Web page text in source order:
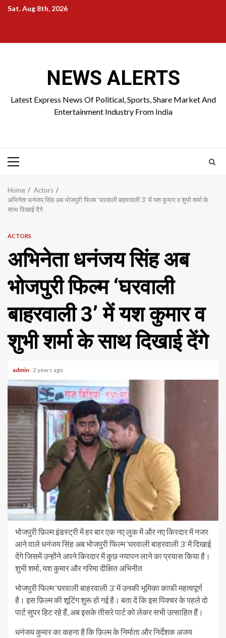
SkipSat. Aug 8th, 2026
NEWS ALERTS
Latest Express News Of Political, Sports, Share Market And
Entertainment Industry From India
Primary
Home
Actors
अभिनेता धनंजय सिंह अब भोजपुरी फिल्म ‘घरवाली बाहरवाली 3’ में यश कुमार व शुभी शर्मा के
साथ दिखाई देंगे
ACTORS
अभिनेता धनंजय सिंह अब
भोजपुरी फिल्म ‘घरवाली
बाहरवाली 3’ में यश कुमार व
शुभी शर्मा के साथ दिखाई देंगे
admin 2 years ago
भोजपुरी फ़िल्म इंडस्ट्री में हर बार एक नए लुक में और नए किरदार में नजर
आने वाले धनंजय सिंह अब भोजपुरी फिल्म ‘घरवाली बाहरवाली 3’ में दिखाई
देंगे जिसमें उन्होंने अपने किरदार में कुछ नयापन लाने का प्रयास किया है।
शुभी शर्मा, यश कुमार और गरिमा दीक्षित अभिनीत
भोजपुरी फिल्म ‘घरवाली बाहरवाली 3’ में उनकी भूमिका काफी महत्वपूर्ण
है। इस फ़िल्म की शूटिंग शुरू हो गई है। बता दें कि इस पिक्चर के पहले दो
पार्ट सुपर हिट रहे हैं, अब इसके तीसरे पार्ट को लेकर सभी उत्साहित हैं।
धनंजय कुमार का कहना है कि फ़िल्म के निर्माता और निर्देशक अजय